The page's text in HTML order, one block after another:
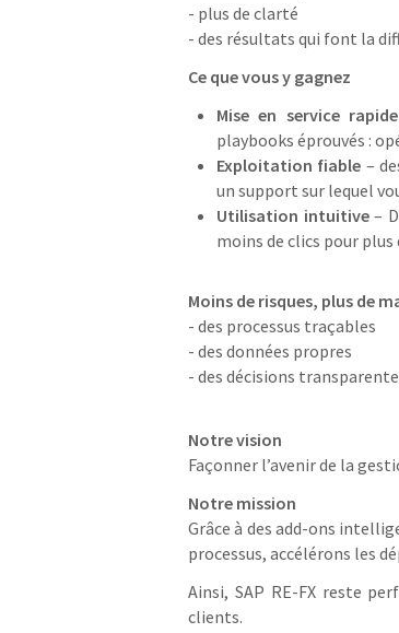
- plus de clarté
- des résultats qui font la
Ce que vous y gagnez
Mise en service rapide
playbooks éprouvés :
Exploitation fiable –
un support sur lequel
Utilisation intuitive–
moins de clics pour plus
Moins de risques, plus de
- des processus traçables
- des données propres
- des décisions
Notre vision
Façonner l’avenir de la
Notre mission
Grâce à des add-ons
processus, accélérons les
Ainsi, SAP RE-FX reste
clients.